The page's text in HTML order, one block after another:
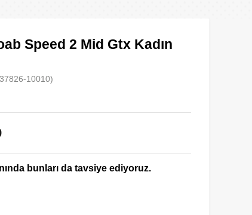
Speed 2 Mid Gtx Kadın
10010)
bunları da tavsiye ediyoruz.